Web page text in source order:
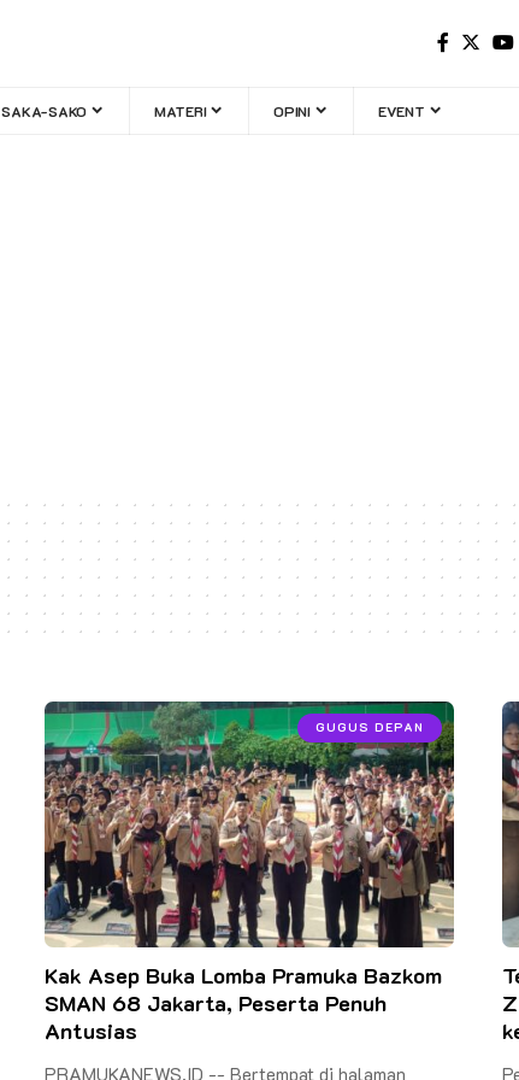
SAKA-SAKO MATERI OPINI EVENT
GUGUS DEPAN
Kak Asep Buka Lomba Pramuka Bazkom
SMAN 68 Jakarta, Peserta Penuh
Antusias
PRAMUKANEWS.ID -- Bertempat di halaman